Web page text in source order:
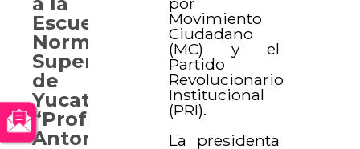
Movimiento
Ciudadano
(MC) y el
Partido
Revolucionario
Institucional
(PRI).
La presidenta
Escuela
Normal
Superior
de
Yucatán
“Profesor
Antonio